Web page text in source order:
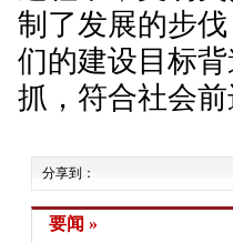
制了发展的步
们的建设目标
抓，符合社会
分享到：
要闻 »